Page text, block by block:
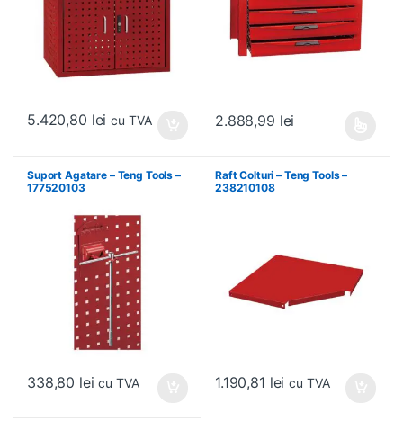
5.420,80 lei cu TVA 2.888,99 lei
Suport Agatare – Teng Tools –
177520103
338,80 lei cu TVA
Raft Colturi – Teng Tools –
238210108
1.190,81 lei cu TVA